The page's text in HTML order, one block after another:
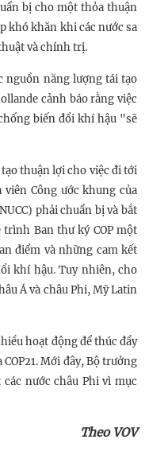
bị cho một thỏa thuận
khó khăn khi các nước sa
và chính trị.
nguồn năng lượng tái tạo
cảnh báo rằng việc
biến đổi khí hậu "sẽ
thuận lợi cho việc đi tới
viên Công ước khung của
phải chuẩn bị và bắt
trình Ban thư ký COP một
điểm và những cam kết
khí hậu. Tuy nhiên, cho
Á và châu Phi, Mỹ Latin
hoạt động để thúc đẩy
Mới đây, Bộ trưởng
nước châu Phi vì mục
Theo VOV